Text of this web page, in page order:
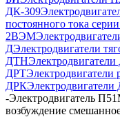
ДК-309
постоянного тока
2ВЭМ
ДЭлектродвигатели
ДТН
ДРТ
ДРКЭлектродвигатели
-Электродвигатель
возбуждение